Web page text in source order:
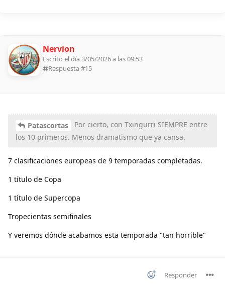
Nervion
Escrito el día 3/05/2026 a las 09:53
Respuesta #15
Patascortas
Por cierto, con Txingurri SIEMPRE entre
los 10 primeros. Menos dramatismo que ya cansa.
7 clasificaciones europeas de 9 temporadas completadas.
1 título de Copa
1 título de Supercopa
Tropecientas semifinales
Y veremos dónde acabamos esta temporada "tan horrible"
Responder